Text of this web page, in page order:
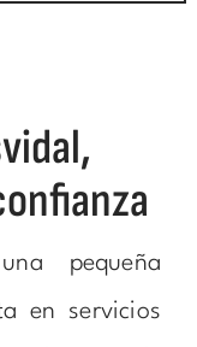
pequeña
en servicios